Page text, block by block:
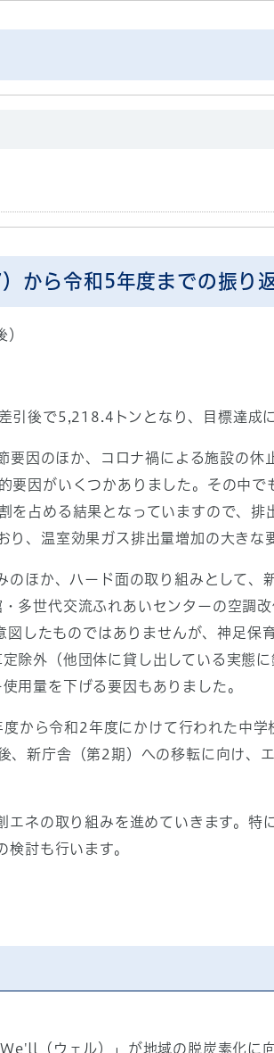
から令和5年度までの振り
引後で5,218.4トンとなり、目標達成
因のほか、コロナ禍による施設の休
因がいくつかありました。その中で
占める結果となっていますので、排
、温室効果ガス排出量増加の大きな
ほか、ハード面の取り組みとして、
多世代交流ふれあいセンターの空調
したものではありませんが、神足保
除外（他団体に貸し出している実態
用量を下げる要因もありました。
から令和2年度にかけて行われた中
、新庁舎（第2期）への移転に向け、
ネの取り組みを進めていきます。特
討も行います。
（ウェル）」が地域の脱炭素化に